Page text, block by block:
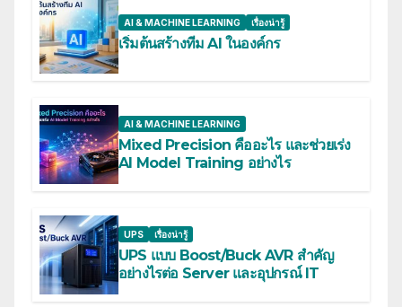
AI & MACHINE LEARNING เรื่องน่ารู้
เริ่มต้นสร้างทีม AI ในองค์กร
AI & MACHINE LEARNING
Mixed Precision คืออะไร และช่วยเร่ง
AI Model Training อย่างไร
UPS เรื่องน่ารู้
UPS แบบ Boost/Buck AVR สำคัญ
อย่างไรต่อ Server และอุปกรณ์ IT